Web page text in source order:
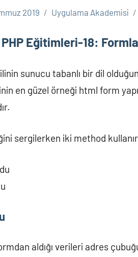
2019 Uygulama Akademisi
Eğitimleri-18:
sunucu tabanlı bir dil
en güzel örneği html form
sergilerken iki method
aldığı verileri adres